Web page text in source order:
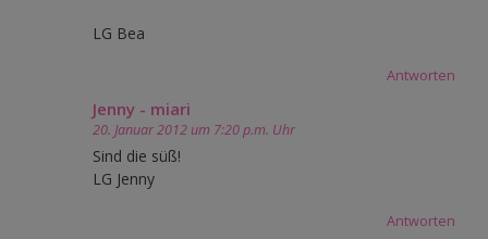
LG Bea
Antworten
Jenny - miari
20. Januar 2012 um 7:20 p.m. Uhr
Sind die süß!
LG Jenny
Antworten